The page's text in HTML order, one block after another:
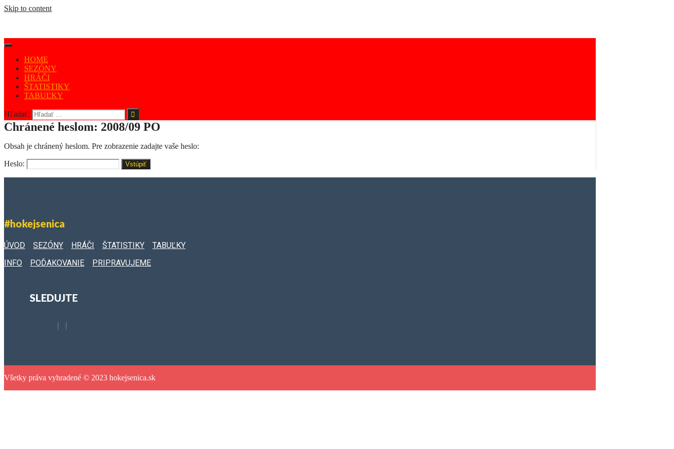
Skip to content
HOME
SEZÓNY
HRÁČI
ŠTATISTIKY
TABUĽKY
Hľadať:
Chránené heslom: 2008/09 PO
Obsah je chránený heslom. Pre zobrazenie zadajte vaše heslo:
Heslo:
#hokejsenica
ÚVOD SEZÓNY HRÁČI ŠTATISTIKY
TABUĽKY
INFO
POĎAKOVANIE PRIPRAVUJEME
SLEDUJTE
Všetky práva vyhradené © 2023 hokejsenica.sk